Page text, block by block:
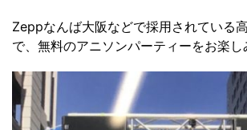
Zeppなんば大阪などで採用されている
で、無料のアニソンパーティーをお楽し